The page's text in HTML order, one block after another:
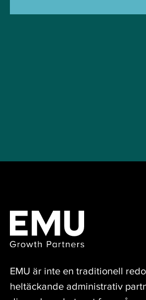
EMU är inte en traditionell
heltäckande administrativ